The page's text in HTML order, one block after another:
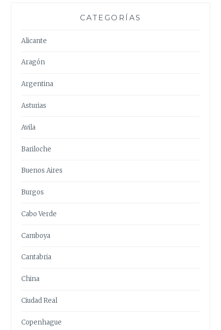
CATEGORÍAS
Alicante
Aragón
Argentina
Asturias
Avila
Bariloche
Buenos Aires
Burgos
Cabo Verde
Camboya
Cantabria
China
Ciudad Real
Copenhague